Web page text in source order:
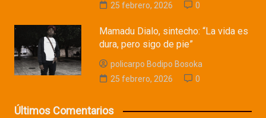
25 febrero, 2026
0
Mamadu Dialo, sintecho: “La vida es
dura, pero sigo de pie”
policarpo Bodipo Bosoka
25 febrero, 2026
0
Últimos Comentarios